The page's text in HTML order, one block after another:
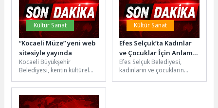
Kültür Sanat
“Kocaeli Müze” yeni web
sitesiyle yayında
Kocaeli Büyükşehir
Belediyesi, kentin kültürel
taşıyan Kocaeli Müze web
sitesini ziyaretçilerin
hizmetine...
Kültür Sanat
Efes Selçuk’ta Kadınlar
ve Çocuklar İçin Anlamlı
Atölyeler
Efes Selçuk Belediyesi,
kadınların ve çocukların